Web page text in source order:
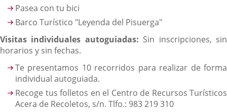
Pasea con tu bici
Barco Turístico "Leyenda del Pisuerga"
Visitas individuales autoguiadas: Sin inscripciones, sin
horarios y sin fechas.
Te presentamos 10 recorridos para realizar de forma
individual autoguiada.
Recoge tus folletos en el Centro de Recursos Turísticos
Acera de Recoletos, s/n. Tlfo.: 983 219 310